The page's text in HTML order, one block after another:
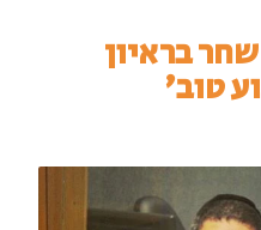
בראיון
טוב'